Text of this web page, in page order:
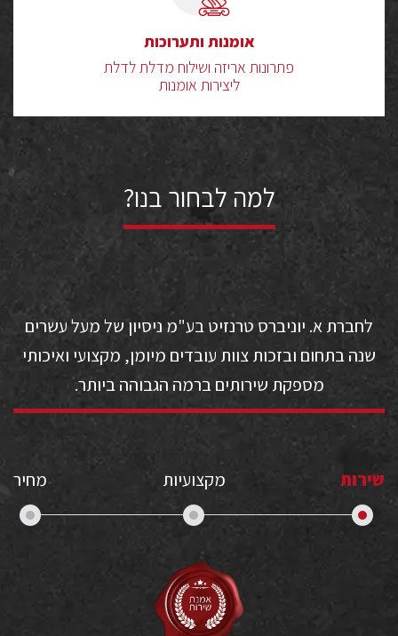
אומנות ותערוכות
פתרונות אריזה ושילוח מדלת לדלת
ליצירות אומנות
למה לבחור בנו?
לחברת א. יוניברס טרנזיט בע"מ ניסיון של מעל עשרים
שנה בתחום ובזכות צוות עובדים מיומן, מקצועי ואיכותי
מספקת שירותים ברמה הגבוהה ביותר.
שירות מקצועיות מחיר